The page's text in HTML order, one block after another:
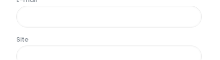
Site